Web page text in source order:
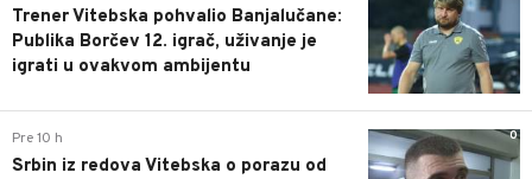
Trener Vitebska pohvalio Banjalučane:
Publika Borčev 12. igrač, uživanje je
igrati u ovakvom ambijentu
0
Pre 10 h
Srbin iz redova Vitebska o porazu od